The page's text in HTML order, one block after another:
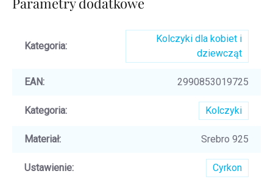
Kategoria:
Kolczyki dla kobiet i
dziewcząt
EAN: 2990853019725
Kategoria: Kolczyki
Materiał: Srebro 925
Ustawienie: Cyrkon